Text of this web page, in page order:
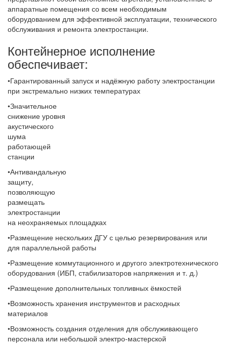
аппаратные помещения со всем необходимым
оборудованием для эффективной эксплуатации, технического
обслуживания и ремонта электростанции.
Контейнерное исполнение
обеспечивает:
•Гарантированный запуск и надёжную работу электростанции
при экстремально низких температурах
•Значительное
снижение уровня
акустического
шума
работающей
станции
•Антивандальную
защиту,
позволяющую
размещать
электростанции
на неохраняемых площадках
•Размещение нескольких ДГУ с целью резервирования или
для параллельной работы
•Размещение коммутационного и другого электротехнического
оборудования (ИБП, стабилизаторов напряжения и т. д.)
•Размещение дополнительных топливных ёмкостей
•Возможность хранения инструментов и расходных
материалов
•Возможность создания отделения для обслуживающего
персонала или небольшой электро-мастерской